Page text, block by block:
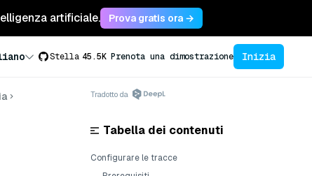
artificiale. Prova gratis ora →
Stella 45.5K Prenota una dimostrazione Inizia
Tradotto da
Tabella dei contenuti
Configurare le tracce